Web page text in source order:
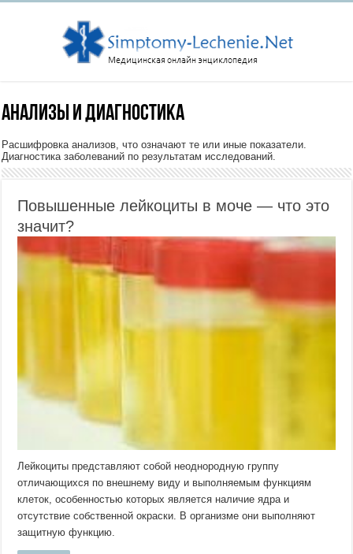
Анализы и диагностика
Расшифровка анализов, что означают те или иные показатели.
Диагностика заболеваний по результатам исследований.
Повышенные лейкоциты в моче — что это
значит?
Лейкоциты представляют собой неоднородную группу
отличающихся по внешнему виду и выполняемым функциям
клеток, особенностью которых является наличие ядра и
отсутствие собственной окраски. В организме они выполняют
защитную функцию.